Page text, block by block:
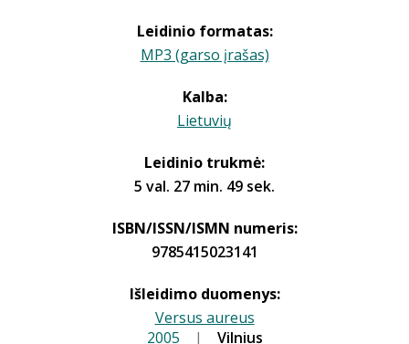
Leidinio formatas:
MP3 (garso įrašas)
Kalba:
Lietuvių
Leidinio trukmė:
5 val. 27 min. 49 sek.
ISBN/ISSN/ISMN numeris:
9785415023141
Išleidimo duomenys:
Versus aureus
2005 | Vilnius